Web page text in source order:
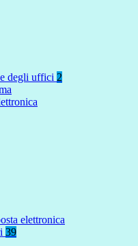
degli uffici 2
elettronica
39